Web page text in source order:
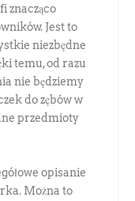
znacząco
Jest to
niezbędne
temu, od razu
nie będziemy
do zębów w
przedmioty
opisanie
Można to